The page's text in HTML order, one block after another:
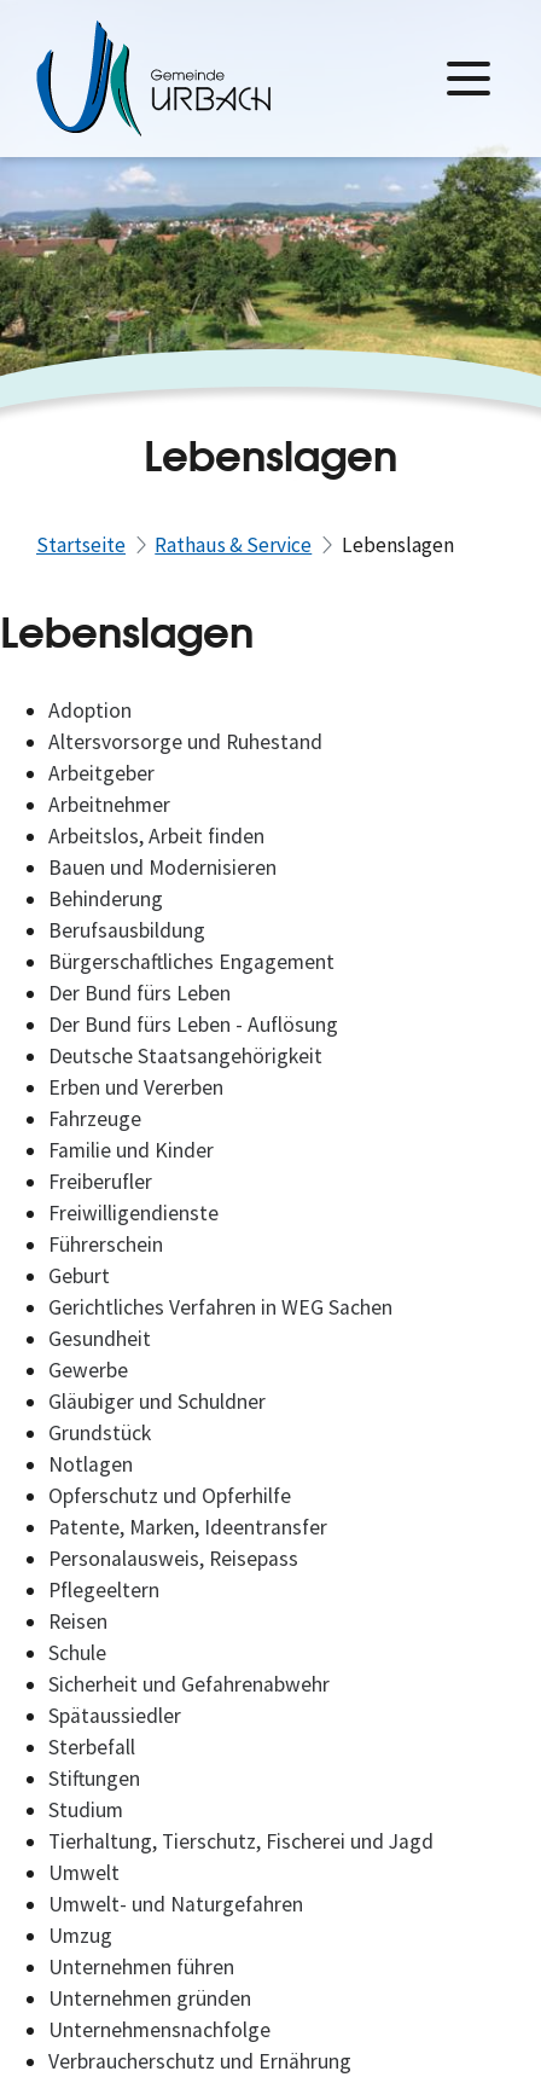
Lebenslagen
Startseite Rathaus & Service Lebenslagen
Lebenslagen
Adoption
Altersvorsorge und Ruhestand
Arbeitgeber
Arbeitnehmer
Arbeitslos, Arbeit finden
Bauen und Modernisieren
Behinderung
Berufsausbildung
Bürgerschaftliches Engagement
Der Bund fürs Leben
Der Bund fürs Leben - Auflösung
Deutsche Staatsangehörigkeit
Erben und Vererben
Fahrzeuge
Familie und Kinder
Freiberufler
Freiwilligendienste
Führerschein
Geburt
Gerichtliches Verfahren in WEG Sachen
Gesundheit
Gewerbe
Gläubiger und Schuldner
Grundstück
Notlagen
Opferschutz und Opferhilfe
Patente, Marken, Ideentransfer
Personalausweis, Reisepass
Pflegeeltern
Reisen
Schule
Sicherheit und Gefahrenabwehr
Spätaussiedler
Sterbefall
Stiftungen
Studium
Tierhaltung, Tierschutz, Fischerei und Jagd
Umwelt
Umwelt- und Naturgefahren
Umzug
Unternehmen führen
Unternehmen gründen
Unternehmensnachfolge
Verbraucherschutz und Ernährung